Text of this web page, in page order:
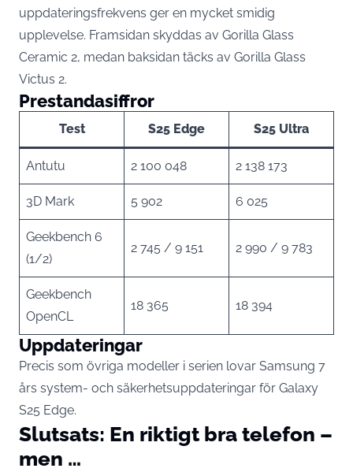
uppdateringsfrekvens ger en mycket smidig
upplevelse. Framsidan skyddas av Gorilla Glass
Ceramic 2, medan baksidan täcks av Gorilla Glass
Victus 2.
Prestandasiffror
Test S25 Edge S25 Ultra
Antutu 2 100 048 2 138 173
3D Mark 5 902 6 025
Geekbench 6
(1/2)
2 745 / 9 151 2 990 / 9 783
Geekbench
OpenCL
18 365 18 394
Uppdateringar
Precis som övriga modeller i serien lovar Samsung 7
års system- och säkerhetsuppdateringar för Galaxy
S25 Edge.
Slutsats: En riktigt bra telefon –
men …